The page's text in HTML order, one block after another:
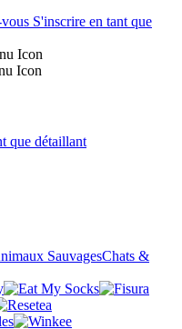
S'inscrire en tant que
que détaillant
SauvagesChats &